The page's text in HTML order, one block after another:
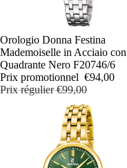
PROMOTION
Orologio Donna Festina
Mademoiselle in Acciaio con
Quadrante Nero F20746/6
Prix promotionnel €94,00
Prix régulier€99,00